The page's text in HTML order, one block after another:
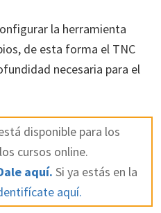
la herramienta
de esta forma el TNC
necesaria para el
disponible para los
cursos online.
aquí. Si ya estás en la
aquí.